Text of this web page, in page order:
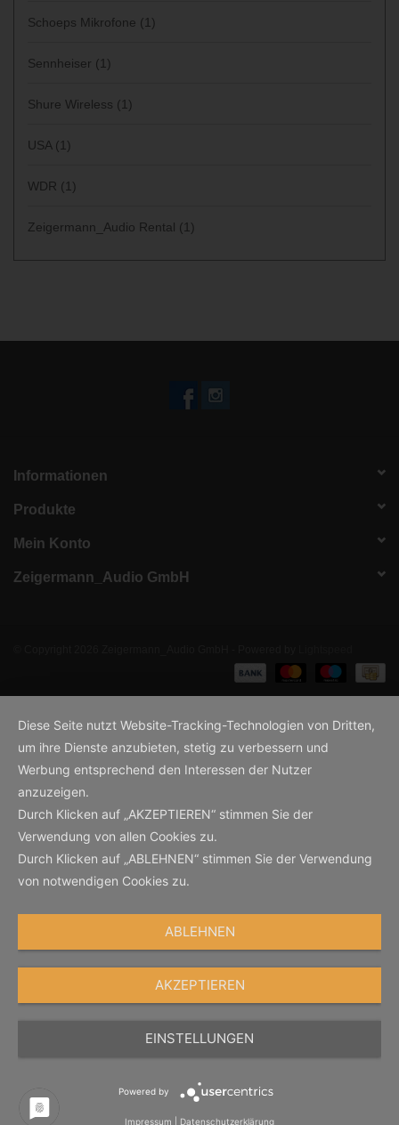
Schoeps Mikrofone (1)
Sennheiser (1)
Shure Wireless (1)
USA (1)
WDR (1)
Zeigermann_Audio Rental (1)
Informationen
Produkte
Mein Konto
Zeigermann_Audio GmbH
Diese Seite nutzt Website-Tracking-Technologien von Dritten,
um ihre Dienste anzubieten, stetig zu verbessern und
Werbung entsprechend den Interessen der Nutzer
anzuzeigen.
Durch Klicken auf „AKZEPTIEREN“ stimmen Sie der
Verwendung von allen Cookies zu.
Durch Klicken auf „ABLEHNEN“ stimmen Sie der Verwendung
von notwendigen Cookies zu.
ABLEHNEN
AKZEPTIEREN
EINSTELLUNGEN
Powered by
Impressum Datenschutzerklärung